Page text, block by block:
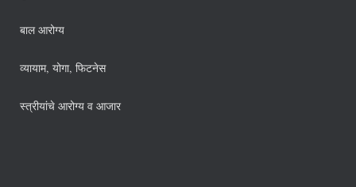
बाल आरोग्य
व्यायाम, योगा, फिटनेस
स्त्रीयांचे आरोग्य व आजार